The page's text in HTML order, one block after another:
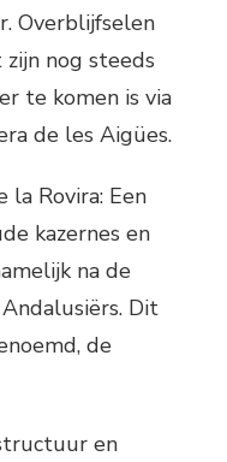
Overblijfselen
nog steeds
te komen is via
de les Aigües.
la Rovira: Een
kazernes en
na de
Dit
de
en